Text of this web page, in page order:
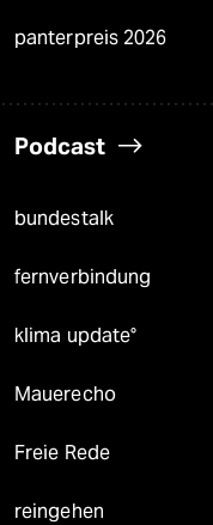
panterpreis 2026
Podcast
bundestalk
fernverbindung
klima update°
Mauerecho
Freie Rede
reingehen